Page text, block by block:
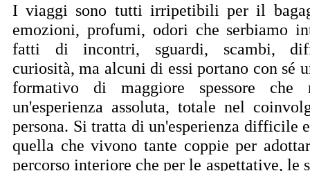
I viaggi sono tutti irripetibili per il
emozioni, profumi, odori che serbiamo
fatti di incontri, sguardi, scambi,
curiosità, ma alcuni di essi portano con sé
formativo di maggiore spessore
un'esperienza assoluta, totale nel
persona. Si tratta di un'esperienza difficile
quella che vivono tante coppie per
percorso interiore che per le aspettative, le